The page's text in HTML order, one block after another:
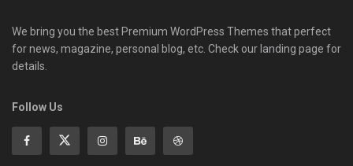
We bring you the best Premium WordPress Themes that perfect
for news, magazine, personal blog, etc. Check our landing page for
details.
Follow Us